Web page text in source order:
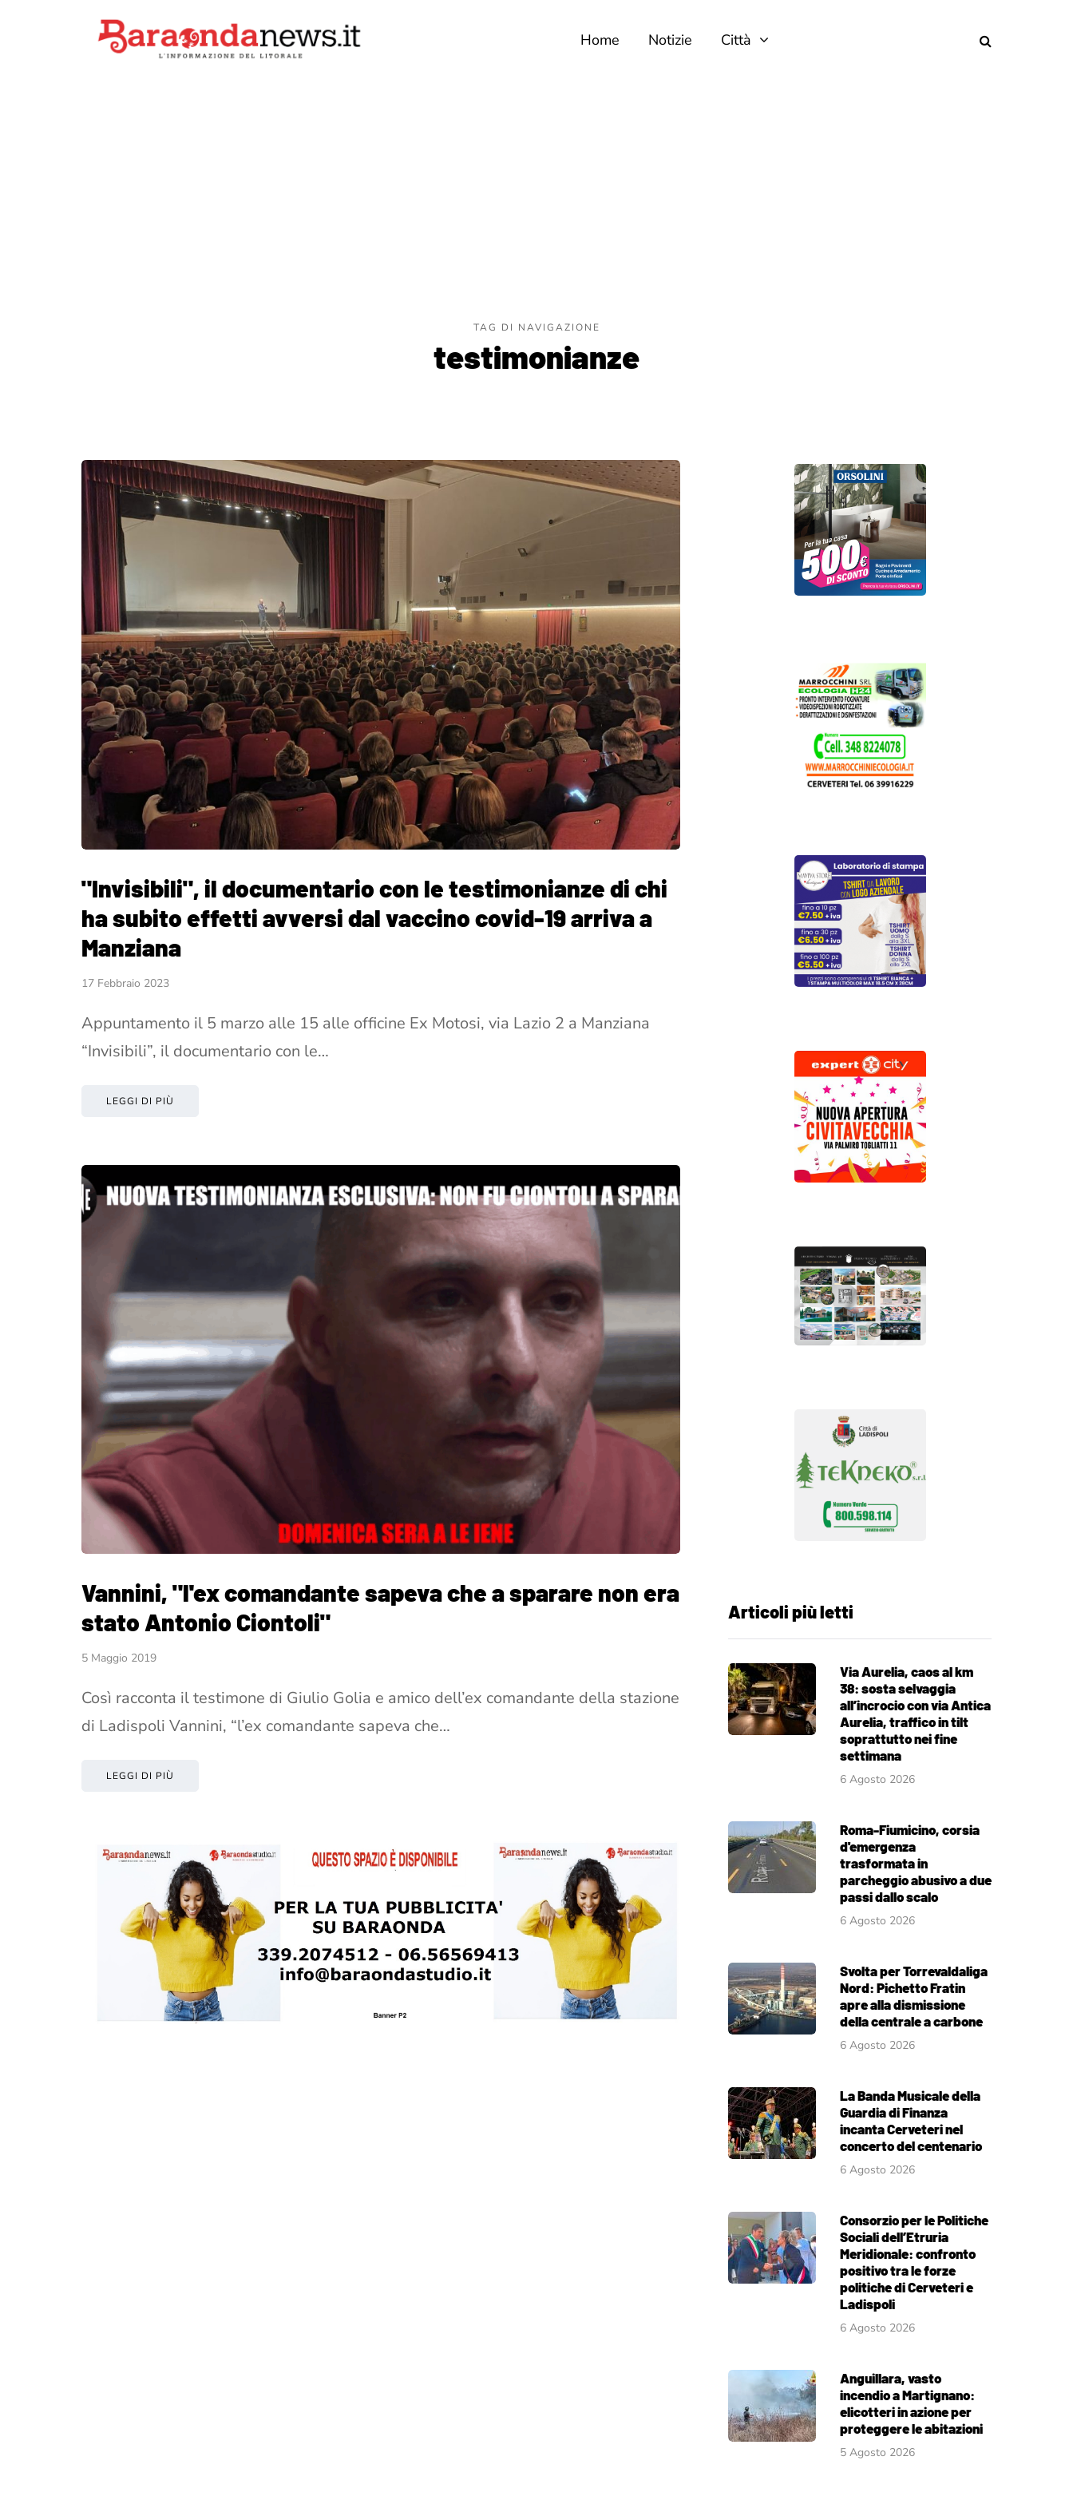
Home Notizie Città
TAG DI NAVIGAZIONE
testimonianze
"Invisibili", il documentario con le testimonianze di chi
ha subito effetti avversi dal vaccino covid-19 arriva a
Manziana
17 Febbraio 2023
Appuntamento il 5 marzo alle 15 alle officine Ex Motosi, via Lazio 2 a Manziana
“Invisibili”, il documentario con le…
LEGGI DI PIÙ
Vannini, "l'ex comandante sapeva che a sparare non era
stato Antonio Ciontoli"
5 Maggio 2019
Così racconta il testimone di Giulio Golia e amico dell’ex comandante della stazione
di Ladispoli Vannini, “l’ex comandante sapeva che…
LEGGI DI PIÙ
Articoli più letti
Via Aurelia, caos al km
38: sosta selvaggia
all’incrocio con via Antica
Aurelia, traffico in tilt
soprattutto nei fine
settimana
6 Agosto 2026
Roma-Fiumicino, corsia
d'emergenza
trasformata in
parcheggio abusivo a due
passi dallo scalo
6 Agosto 2026
Svolta per Torrevaldaliga
Nord: Pichetto Fratin
apre alla dismissione
della centrale a carbone
6 Agosto 2026
La Banda Musicale della
Guardia di Finanza
incanta Cerveteri nel
concerto del centenario
6 Agosto 2026
Consorzio per le Politiche
Sociali dell’Etruria
Meridionale: confronto
positivo tra le forze
politiche di Cerveteri e
Ladispoli
6 Agosto 2026
Anguillara, vasto
incendio a Martignano:
elicotteri in azione per
proteggere le abitazioni
5 Agosto 2026